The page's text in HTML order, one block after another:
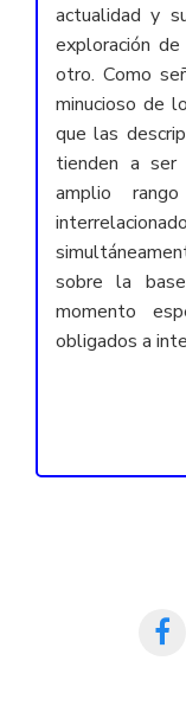
actualidad y
exploración
otro. Como
minucioso de
que las
tienden a ser
amplio
sobre la
momento
obligados a